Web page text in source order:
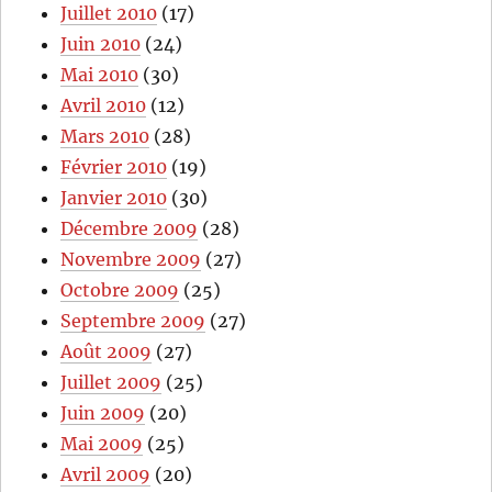
Juillet 2010 (17)
Juin 2010 (24)
Mai 2010 (30)
Avril 2010 (12)
Mars 2010 (28)
Février 2010 (19)
Janvier 2010 (30)
Décembre 2009 (28)
Novembre 2009 (27)
Octobre 2009 (25)
Septembre 2009 (27)
Août 2009 (27)
Juillet 2009 (25)
Juin 2009 (20)
Mai 2009 (25)
Avril 2009 (20)